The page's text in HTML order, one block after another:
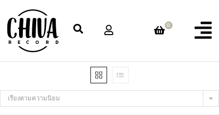
0
เรียงตามความนิยม